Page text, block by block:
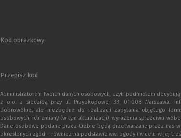
Kod obrazkowy
Przepisz kod
Administratorem Twoich danych osobowych, czyli podmiotem
z o.o. z siedzibą przy ul. Przyokopowej 33, 01-208 Warszawa.
dobrowolne, ale niezbędne do realizacji zapytania objętego
osobowych, ich zmiany (w tym aktualizacji), wyrażenia sprzeciwu
Dane osobowe podane przez Ciebie będą przetwarzane przez nas
określonych zgód – również na podstawie ww. zgody i w celu w jej